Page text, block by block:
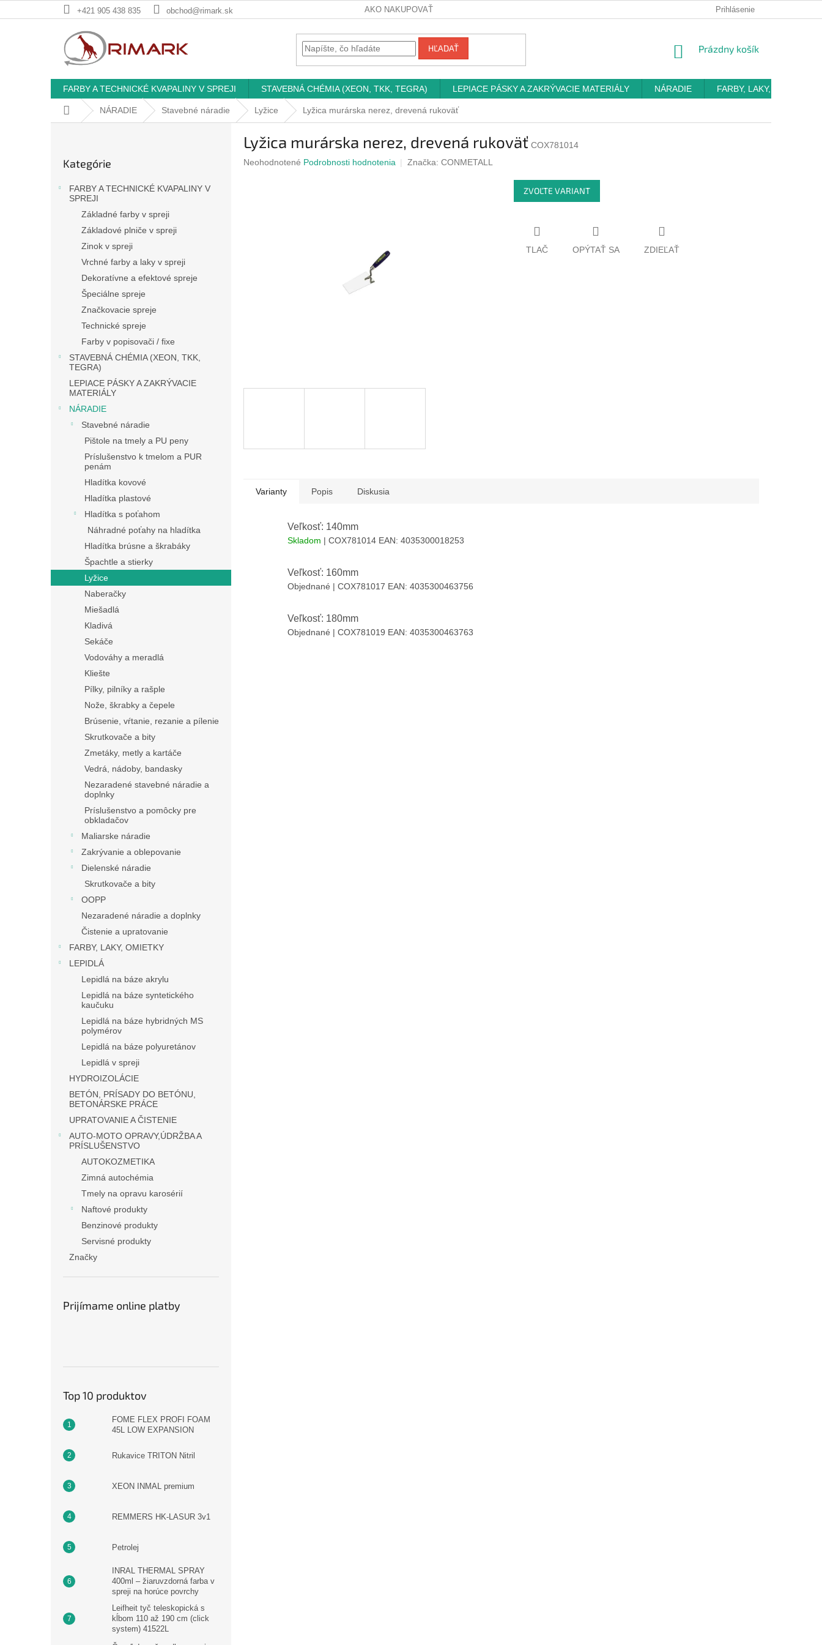
na
+421 905 438 835 obchod@rimark.sk AKO NAKUPOVAŤ Prihlásenie
HĽADAŤ
NÁKUPNÝ
Prázdny košík
FARBY A TECHNICKÉ KVAPALINY V SPREJI STAVEBNÁ CHÉMIA (XEON, TKK, TEGRA) LEPIACE PÁSKY A ZAKRÝVACIE MATERIÁLY NÁRADIE FARBY, LAKY, OMIETKY
DomovNÁRADIE Stavebné náradie Lyžice Lyžica murárska nerez, drevená rukoväť
kategórie
Kategórie
FARBY A TECHNICKÉ KVAPALINY V
SPREJI
Základné farby v spreji
Základové plniče v spreji
Zinok v spreji
Vrchné farby a laky v spreji
Dekoratívne a efektové spreje
Špeciálne spreje
Značkovacie spreje
Technické spreje
Farby v popisovači / fixe
STAVEBNÁ CHÉMIA (XEON, TKK,
TEGRA)
LEPIACE PÁSKY A ZAKRÝVACIE
MATERIÁLY
NÁRADIE
Stavebné náradie
Pištole na tmely a PU peny
Príslušenstvo k tmelom a PUR
penám
Hladítka kovové
Hladítka plastové
Hladítka s poťahom
Náhradné poťahy na hladítka
Hladítka brúsne a škrabáky
Špachtle a stierky
Lyžice
Naberačky
Miešadlá
Kladivá
Sekáče
Vodováhy a meradlá
Kliešte
Pílky, pilníky a rašple
Nože, škrabky a čepele
Brúsenie, vŕtanie, rezanie a pílenie
Skrutkovače a bity
Zmetáky, metly a kartáče
Vedrá, nádoby, bandasky
Nezaradené stavebné náradie a
doplnky
Príslušenstvo a pomôcky pre
obkladačov
Maliarske náradie
Zakrývanie a oblepovanie
Dielenské náradie
Skrutkovače a bity
OOPP
Nezaradené náradie a doplnky
Čistenie a upratovanie
FARBY, LAKY, OMIETKY
LEPIDLÁ
Lepidlá na báze akrylu
Lepidlá na báze syntetického
kaučuku
Lepidlá na báze hybridných MS
polymérov
Lepidlá na báze polyuretánov
Lepidlá v spreji
HYDROIZOLÁCIE
BETÓN, PRÍSADY DO BETÓNU,
BETONÁRSKE PRÁCE
UPRATOVANIE A ČISTENIE
AUTO-MOTO OPRAVY,ÚDRŽBA A
PRÍSLUŠENSTVO
AUTOKOZMETIKA
Zimná autochémia
Tmely na opravu karosérií
Naftové produkty
Benzinové produkty
Servisné produkty
Značky
Prijímame online platby
Top 10 produktov
FOME FLEX PROFI FOAM
45L LOW EXPANSION
Rukavice TRITON Nitril
XEON INMAL premium
REMMERS HK-LASUR 3v1
Petrolej
INRAL THERMAL SPRAY
400ml – žiaruvzdorná farba v
spreji na horúce povrchy
Leifheit tyč teleskopická s
kĺbom 110 až 190 cm (click
system) 41522L
Lyžica murárska nerez, drevená rukoväť COX781014
Priemerné
Neohodnotené Podrobnosti hodnotenia Značka: CONMETALL
ZVOĽTE VARIANT
TLAČ OPÝTAŤ SA ZDIEĽAŤ
Varianty Popis Diskusia
Veľkosť: 140mm
Skladom | COX781014 EAN: 4035300018253
Veľkosť: 160mm
Objednané | COX781017 EAN: 4035300463756
Veľkosť: 180mm
Objednané | COX781019 EAN: 4035300463763